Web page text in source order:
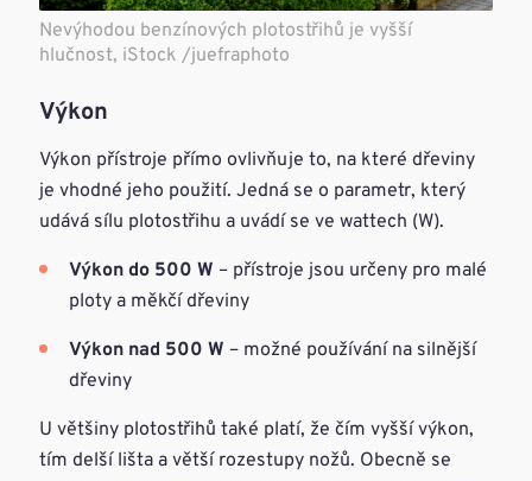
Nevýhodou benzínových plotostřihů je vyšší
hlučnost, iStock /juefraphoto
Výkon
Výkon přístroje přímo ovlivňuje to, na které dřeviny
je vhodné jeho použití. Jedná se o parametr, který
udává sílu plotostřihu a uvádí se ve wattech (W).
Výkon do 500 W – přístroje jsou určeny pro malé
ploty a měkčí dřeviny
Výkon nad 500 W – možné používání na silnější
dřeviny
U většiny plotostřihů také platí, že čím vyšší výkon,
tím delší lišta a větší rozestupy nožů. Obecně se